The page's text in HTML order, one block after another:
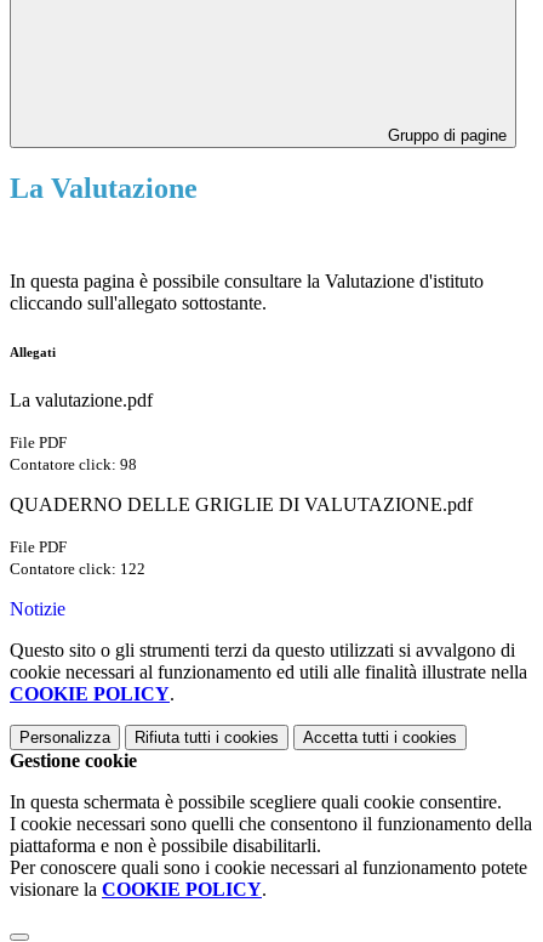
Gruppo di pagine
La Valutazione
In questa pagina è possibile consultare la Valutazione d'istituto
cliccando sull'allegato sottostante.
Allegati
La valutazione.pdf
File PDF
Contatore click: 98
QUADERNO DELLE GRIGLIE DI VALUTAZIONE.pdf
File PDF
Contatore click: 122
Notizie
Questo sito o gli strumenti terzi da questo utilizzati si avvalgono di
cookie necessari al funzionamento ed utili alle finalità illustrate nella
COOKIE POLICY.
Personalizza Rifiuta tutti i cookies Accetta tutti i cookies
Gestione cookie
In questa schermata è possibile scegliere quali cookie consentire.
I cookie necessari sono quelli che consentono il funzionamento della
piattaforma e non è possibile disabilitarli.
Per conoscere quali sono i cookie necessari al funzionamento potete
visionare la COOKIE POLICY.